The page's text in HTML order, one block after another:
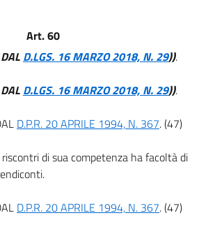
TITOLO II.
Capitolo I.
Disposizioni generali.
Art. 60
D.LGS. 16 MARZO 2018, N. 29)).
D.LGS. 16 MARZO 2018, N. 29)).
D.P.R. 20 APRILE 1994, N. 367. (47)
di sua competenza ha facoltà di
D.P.R. 20 APRILE 1994, N. 367. (47)